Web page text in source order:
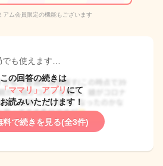
ム会員限定の機能もございます
も使えます…
この回答の続きは
「ママリ」アプリ にて
お読みいただけます！
料で続きを見る(全3件)